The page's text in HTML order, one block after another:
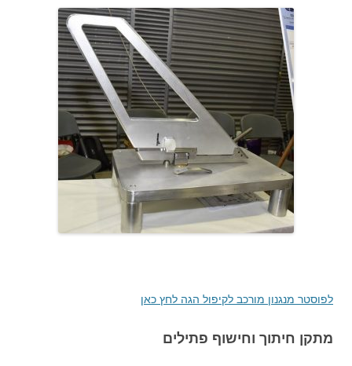
לפוסטר מנגנון מורכב לקיפול הגה לחץ כאן
מתקן חיתוך וחישוף פתילים